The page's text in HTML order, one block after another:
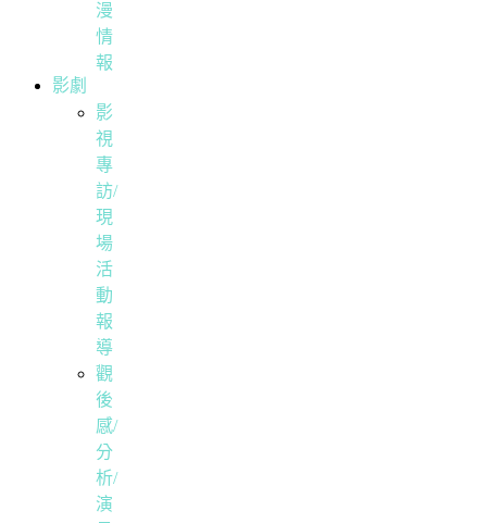
漫
情
報
影劇
影
視
專
訪/
現
場
活
動
報
導
觀
後
感/
分
析/
演